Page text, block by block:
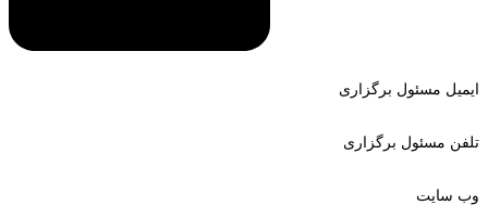
ایمیل مسئول برگزاری
تلفن مسئول برگزاری
وب سایت